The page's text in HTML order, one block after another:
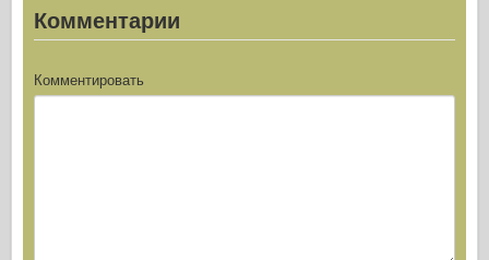
Комментарии
Комментировать